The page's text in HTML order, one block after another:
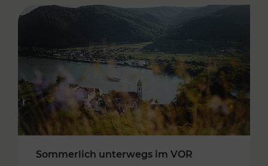
Sommerlich unterwegs im VOR